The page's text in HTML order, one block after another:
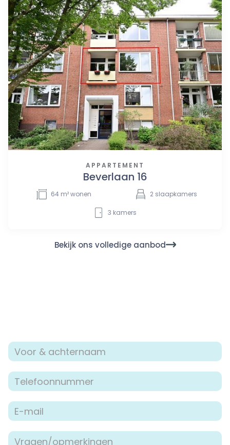
APPARTEMENT
Beverlaan 16
64 m² wonen 2 slaapkamers
3 kamers
Bekijk ons volledige aanbod